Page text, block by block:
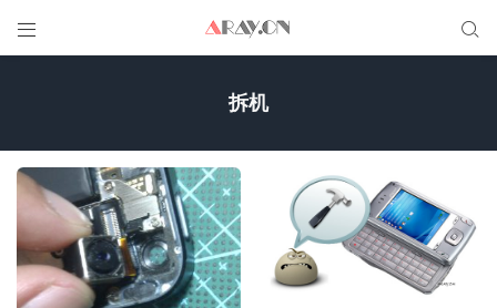
 
拆机